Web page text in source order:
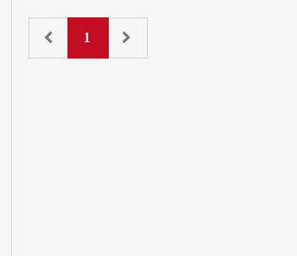
1